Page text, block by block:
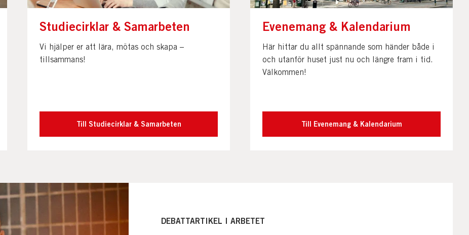
Studiecirklar & Samarbeten
Vi hjälper er att lära, mötas och skapa –
tillsammans!
Till Studiecirklar & Samarbeten
Evenemang & Kalendarium
Här hittar du allt spännande som händer både i
och utanför huset just nu och längre fram i tid.
Välkommen!
Till Evenemang & Kalendarium
DEBATTARTIKEL I ARBETET